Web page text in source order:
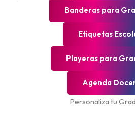
Banderas para
Etiquetas
Playeras para
Agenda
Personaliza tu